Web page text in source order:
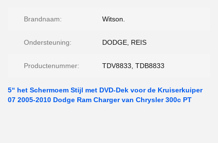
Brandnaam: Witson.
Ondersteuning: DODGE, REIS
Productenummer: TDV8833, TDB8833
5“ het Schermoem Stijl met DVD-Dek voor de Kruiserkuiper
07 2005-2010 Dodge Ram Charger van Chrysler 300c PT